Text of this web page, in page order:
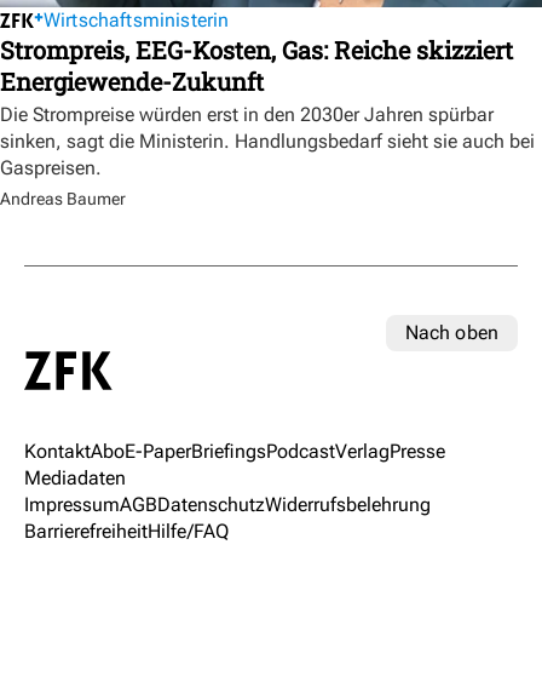
Wirtschaftsministerin
Strompreis, EEG-Kosten, Gas: Reiche skizziert
Energiewende-Zukunft
Die Strompreise würden erst in den 2030er Jahren spürbar
sinken, sagt die Ministerin. Handlungsbedarf sieht sie auch bei
Gaspreisen.
Andreas Baumer
Nach oben
KontaktAboE-PaperBriefingsPodcastVerlagPresse
Mediadaten
ImpressumAGBDatenschutzWiderrufsbelehrung
BarrierefreiheitHilfe/FAQ